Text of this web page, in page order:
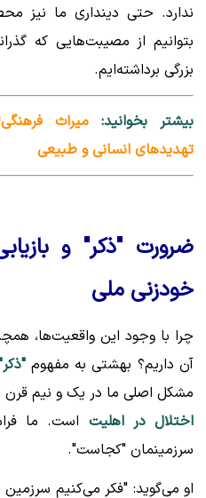
ندارد. حتی دینداری ما نیز
بتوانیم از مصیبت‌هایی که
بزرگی برداشته‌ایم.
بیشتر بخوانید: میراث
تهدیدهای انسانی و طبیعی
ضرورت "ذکر" و
خودزنی ملی
چرا با وجود این واقعیت‌ها،
آن داریم؟ بهشتی به مفهوم
مشکل اصلی ما در یک و نیم قرن اخیر،
اختلال در اهلیت است. ما
سرزمینمان "کجاست".
او می‌گوید: "فکر می‌کنیم